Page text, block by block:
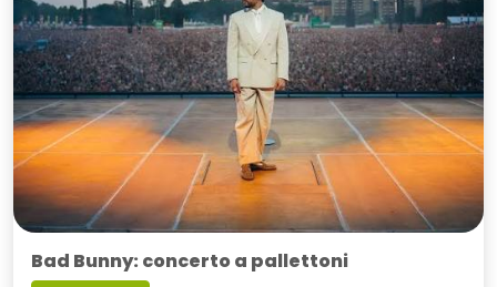
Bad Bunny: concerto a pallettoni